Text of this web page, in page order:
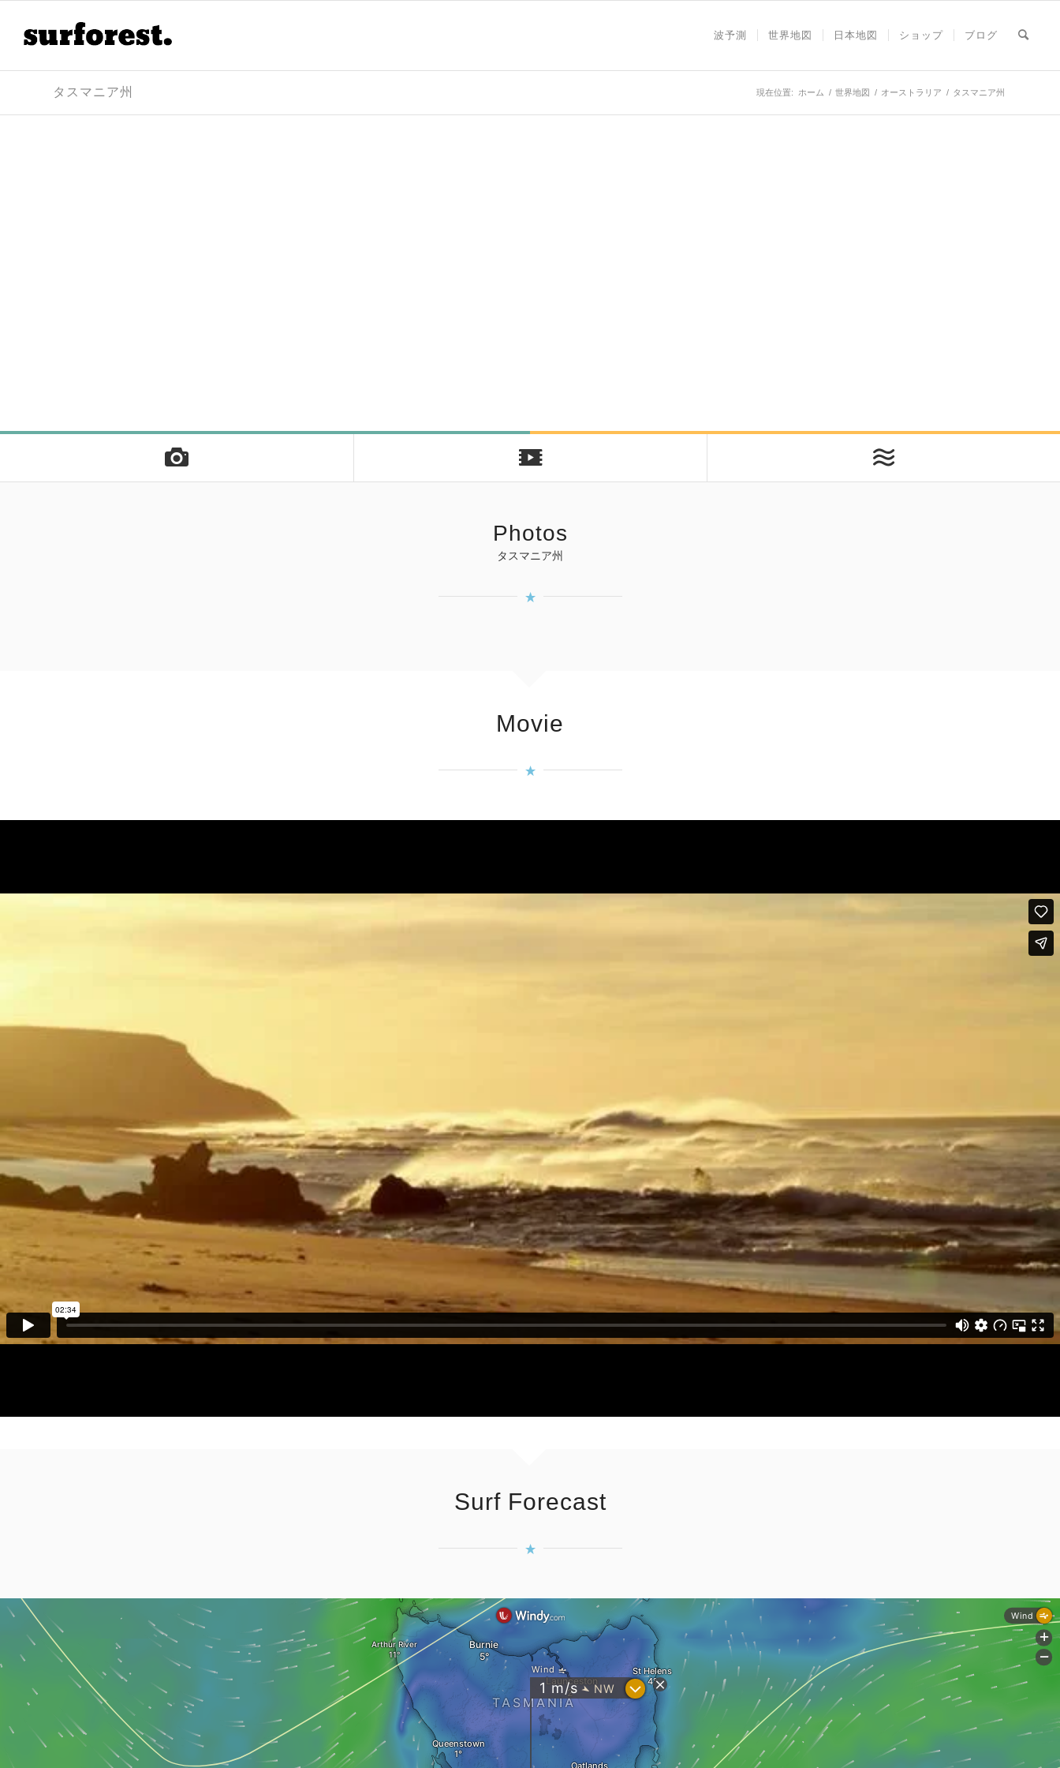
波予測 世界地図 日本地図 ショップ ブログ
タスマニア州 現在位置: ホーム / 世界地図 / オーストラリア / タスマニア州
Photos
タスマニア州
Movie
Surf Forecast